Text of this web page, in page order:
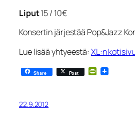
Liput15 / 10€
Konsertin järjestää Pop&Jazz
Lue lisää yhtyeestä: XL:n
Share Post PrintFriendly
22.9.2012